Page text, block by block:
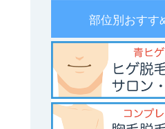
部位別おすす